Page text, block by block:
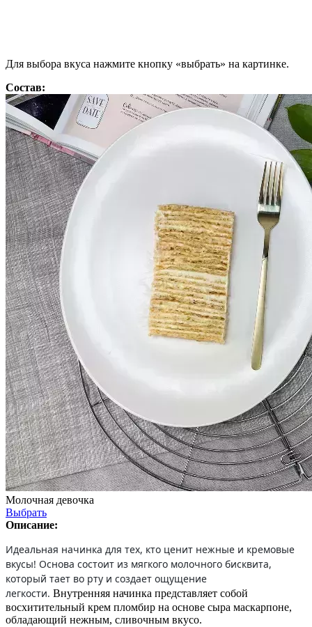
Для выбора вкуса нажмите кнопку «выбрать» на картинке.
Состав:
Молочная девочка
Выбрать
Описание:
Идеальная начинка для тех, кто ценит нежные и кремовые
вкусы! Основа состоит из мягкого молочного бисквита,
который тает во рту и создает ощущение
легкости. Внутренняя начинка представляет собой
восхитительный крем пломбир на основе сыра маскарпоне,
обладающий нежным, сливочным вкусо.